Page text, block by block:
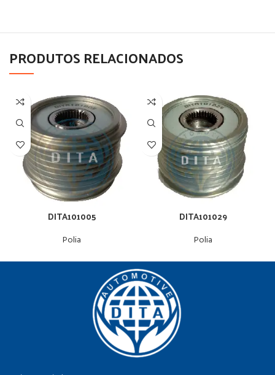
PRODUTOS RELACIONADOS
DITA101005
Polia
DITA101029
Polia